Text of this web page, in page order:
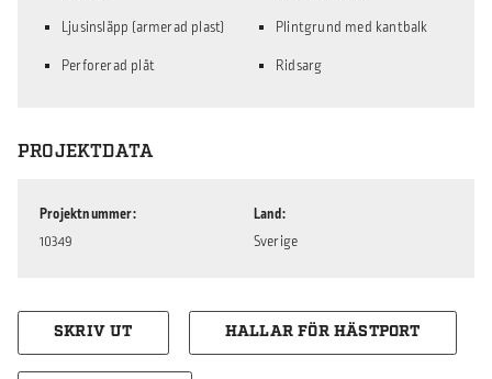
Ljusinsläpp (armerad plast)
Perforerad plåt
Plintgrund med kantbalk
Ridsarg
PROJEKTDATA
Projektnummer
10349
Land
Sverige
SKRIV UT HALLAR FÖR HÄSTPORT